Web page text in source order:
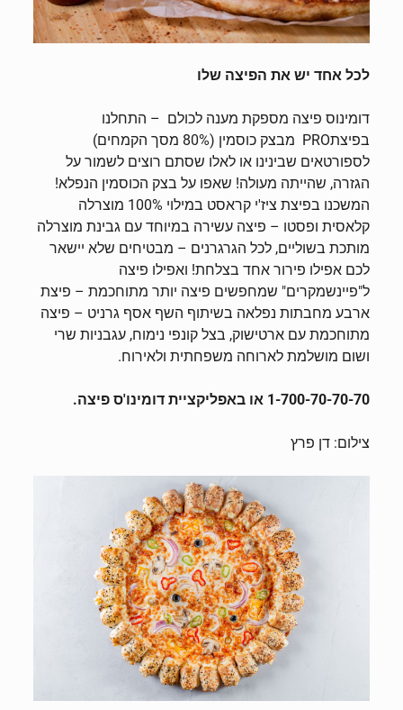
לכל אחד יש את הפיצה שלו
דומינוס פיצה מספקת מענה לכולם – התחלנו
בפיצתPRO מבצק כוסמין (80% מסך הקמחים)
לספורטאים שבינינו או לאלו שסתם רוצים לשמור על
הגזרה, שהייתה מעולה! שאפו על בצק הכוסמין הנפלא!
המשכנו בפיצת ציז'י קראסט במילוי 100% מוצרלה
קלאסית ופסטו – פיצה עשירה במיוחד עם גבינת מוצרלה
מותכת בשוליים, לכל הגרגרנים – מבטיחים שלא יישאר
לכם אפילו פירור אחד בצלחת! ואפילו פיצה
ל"פיינשמקרים" שמחפשים פיצה יותר מתוחכמת – פיצת
ארבע מחבתות נפלאה בשיתוף השף אסף גרניט – פיצה
מתוחכמת עם ארטישוק, בצל קונפי נימוח, עגבניות שרי
ושום מושלמת לארוחה משפחתית ולאירוח.
1-700-70-70-70 או באפליקציית דומינו'ס פיצה.
צילום: דן פרץ